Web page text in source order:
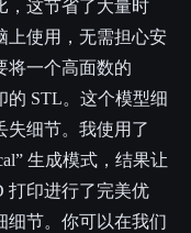
，这节省了大量时
上使用，无需担心安
将一个高面数的
的 STL。这个模型细
失细节。我使用了
生成模式，结果让
打印进行了完美优
细节。你可以在我们